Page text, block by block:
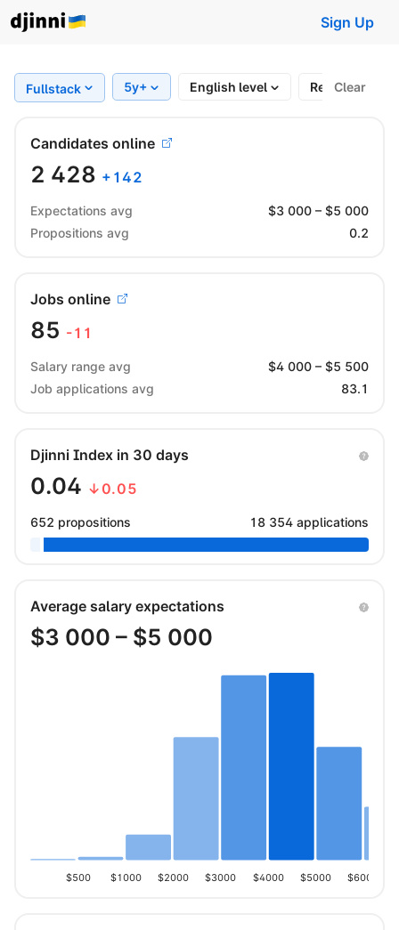
Sign Up
Fullstack 5y+ English level Region
Clear
Candidates online
2 428 + 142
Expectations avg $3 000 – $5 000
Propositions avg
0.2
Jobs online
85 -11
Salary range avg $4 000 – $5 500
Job applications avg
83.1
Djinni Index in 30 days
0.04 ↓0.05
652 propositions 18 354 applications
Average salary expectations
$3 000 – $5 000
$500 $1000 $2000 $3000 $4000 $5000 $6000